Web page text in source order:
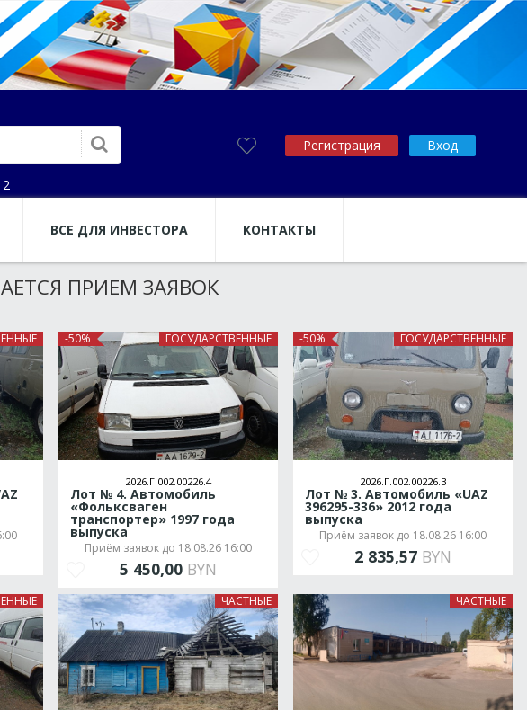
Регистрация Вход
ВСЕ ДЛЯ ИНВЕСТОРА КОНТАКТЫ
ПРИЕМ ЗАЯВОК
ГОСУДАРСТВЕННЫЕ
-50%
2026.Г.002.00226.4
Лот № 4. Автомобиль
«Фольксваген
транспортер» 1997 года
выпуска
Приём заявок до 18.08.26 16:00
5 450,00 BYN
ГОСУДАРСТВЕННЫЕ
-50%
2026.Г.002.00226.3
Лот № 3. Автомобиль «UAZ
396295-336» 2012 года
выпуска
Приём заявок до 18.08.26 16:00
2 835,57 BYN
ЧАСТНЫЕ ЧАСТНЫЕ